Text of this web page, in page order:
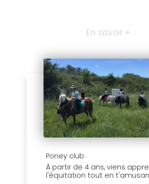
En savoir +
Poney club
À partir de 4 ans, viens
l'équitation tout en